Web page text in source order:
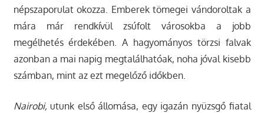
népszaporulat okozza. Emberek tömegei vándoroltak a
mára már rendkívül zsúfolt városokba a jobb
megélhetés érdekében. A hagyományos törzsi falvak
azonban a mai napig megtalálhatóak, noha jóval kisebb
számban, mint az ezt megelőző időkben.
Nairobi, utunk első állomása, egy igazán nyüzsgő fiatal